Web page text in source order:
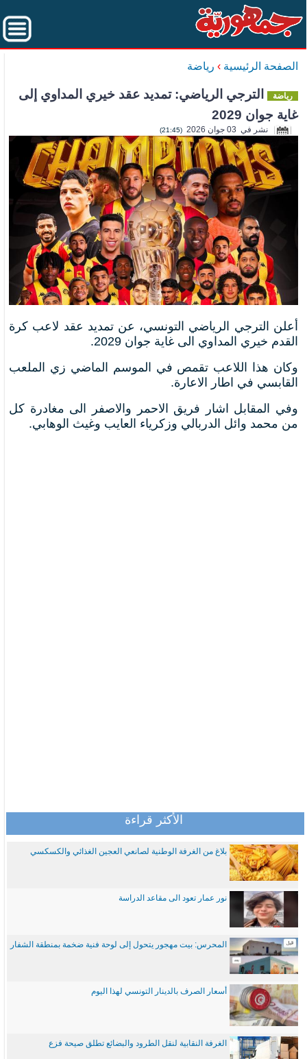
الصفحة الرئيسية › رياضة
رياضة الترجي الرياضي: تمديد عقد خيري المداوي إلى
غاية جوان 2029
نشر في 03 جوان 2026 (21:45)
أعلن الترجي الرياضي التونسي، عن تمديد عقد لاعب كرة
القدم خيري المداوي الى غاية جوان 2029.
وكان هذا اللاعب تقمص في الموسم الماضي زي الملعب
القابسي في اطار الاعارة.
وفي المقابل اشار فريق الاحمر والاصفر الى مغادرة كل
من محمد وائل الدربالي وزكرياء العايب وغيث الوهابي.
الأكثر قراءة
بلاغ من الغرفة الوطنية لصانعي العجين الغذائي والكسكسي
نور عمار تعود الى مقاعد الدراسة
المحرس: بيت مهجور يتحول إلى لوحة فنية ضخمة بمنطقة الشفار
أسعار الصرف بالدينار التونسي لهذا اليوم
الغرفة النقابية لنقل الطرود والبضائع تطلق صيحة فزع